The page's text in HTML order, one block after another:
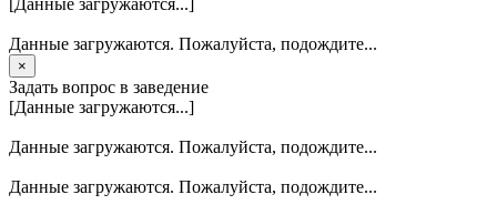
Данные загружаются. Пожалуйста, подождите...
×
Задать вопрос в заведение
[Данные загружаются...]
Данные загружаются. Пожалуйста, подождите...
Данные загружаются. Пожалуйста, подождите...